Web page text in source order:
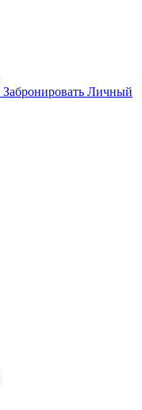
Забронировать Личный